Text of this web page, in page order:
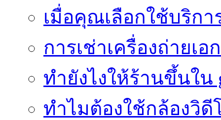
เมื่อคุณเลือกใช้บริกา
การเช่าเครื่องถ่ายเ
ทํายังไงให้ร้านขึ้นใน
ทำไมต้องใช้กล้องวิดี